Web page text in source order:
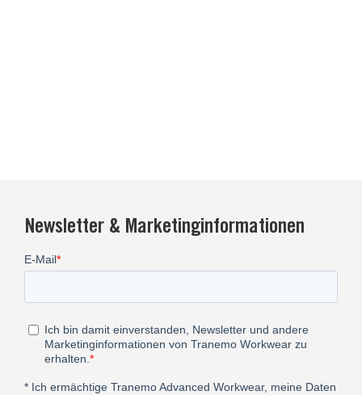
Newsletter & Marketinginformationen